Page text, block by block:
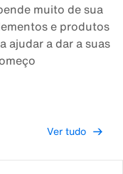
muito de sua
e produtos
ajudar a dar a suas
Ver tudo